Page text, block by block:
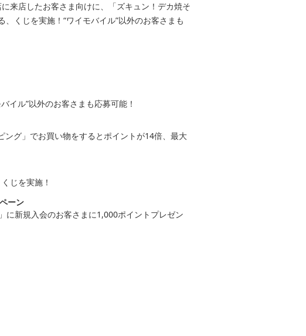
来店したお客さま向けに、「ズキュン！デカ焼そ
くじを実施！“ワイモバイル”以外のお客さまも
イル”以外のお客さまも応募可能！
ング」でお買い物をするとポイントが14倍、最大
じを実施！
ーン
に新規入会のお客さまに1,000ポイントプレゼン